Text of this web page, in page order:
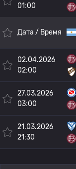
01:00
Дата / Время
02.04.2026
02:00
27.03.2026
03:00
21.03.2026
21:30